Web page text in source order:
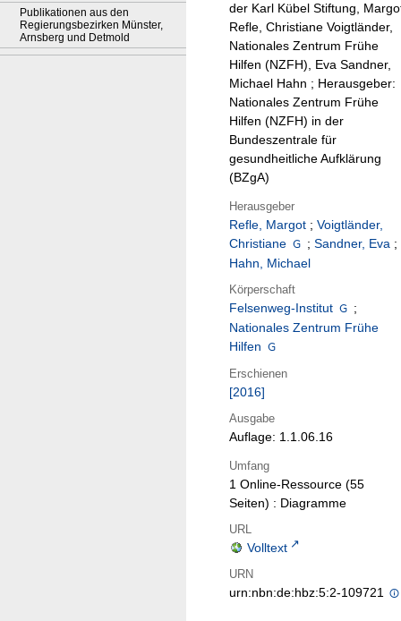
Publikationen aus den
Regierungsbezirken Münster,
Arnsberg und Detmold
der Karl Kübel Stiftung,
Refle, Christiane Voigtländer,
Nationales Zentrum Frühe
Hilfen (NZFH), Eva Sandner,
Michael Hahn ; Herausgeber:
Nationales Zentrum Frühe
Hilfen (NZFH) in der
Bundeszentrale für
gesundheitliche Aufklärung
(BZgA)
Herausgeber
Refle, Margot ; Voigtländer,
Christiane
; Sandner, Eva ;
Hahn, Michael
Körperschaft
Felsenweg-Institut
;
Nationales Zentrum Frühe
Hilfen
Erschienen
[2016]
Ausgabe
Auflage: 1.1.06.16
Umfang
1 Online-Ressource (55
Seiten) : Diagramme
URL
Volltext
URN
urn:nbn:de:hbz:5:2-109721